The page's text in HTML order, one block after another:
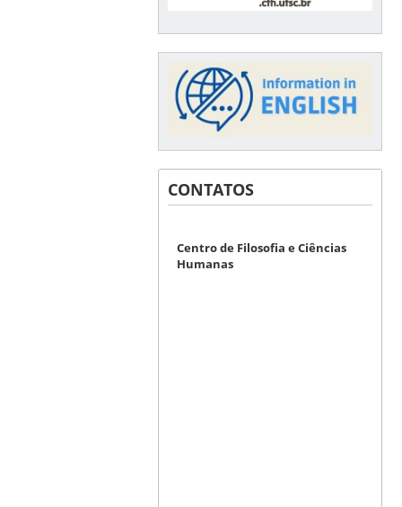
CONTATOS
Centro de Filosofia e Ciências
Humanas